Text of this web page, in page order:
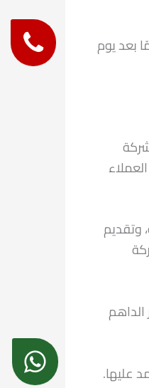
بعد يوم
وتقديم
عليها.